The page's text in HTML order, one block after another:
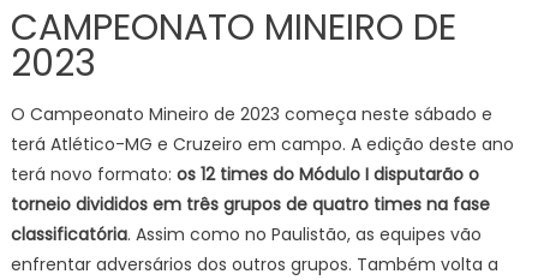
CAMPEONATO MINEIRO DE
2023
O Campeonato Mineiro de 2023 começa neste sábado e
terá Atlético-MG e Cruzeiro em campo. A edição deste ano
terá novo formato: os 12 times do Módulo I disputarão o
torneio divididos em três grupos de quatro times na fase
classificatória. Assim como no Paulistão, as equipes vão
enfrentar adversários dos outros grupos. Também volta a